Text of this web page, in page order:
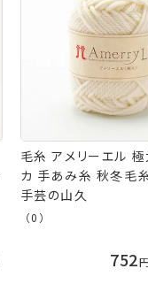
毛糸 アメリーエル
カ 手あみ糸 秋冬毛
手芸の山久
（0）
752